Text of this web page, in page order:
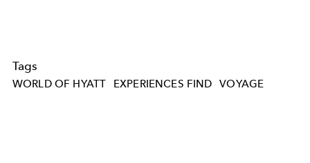
Tags
WORLD OF HYATT EXPERIENCES FIND VOYAGE